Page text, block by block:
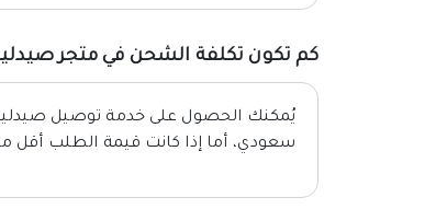
كم تكون تكلفة الشحن في متجر
سعودي، أما إذا كانت قيمة الطلب أقل من 200 ريال يتم تحميلك رسوم توصيل بقيمة 25 ريال